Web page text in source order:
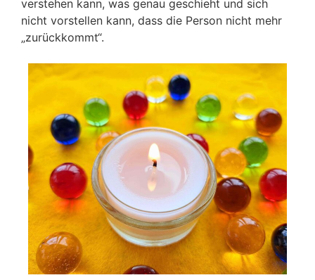
verstehen kann, was genau geschieht und sich
nicht vorstellen kann, dass die Person nicht mehr
„zurückkommt“.